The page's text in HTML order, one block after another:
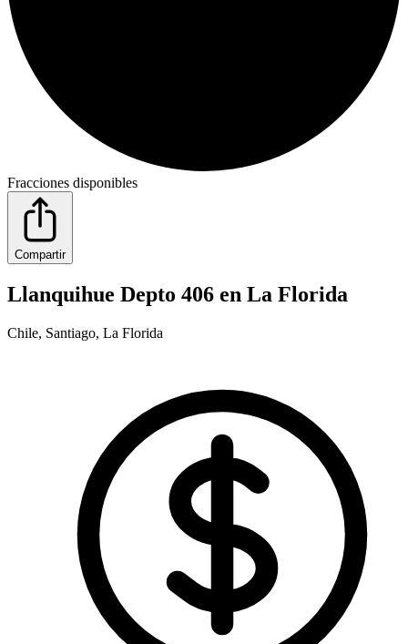
Fracciones disponibles
Compartir
Llanquihue Depto 406 en La Florida
Chile, Santiago, La Florida